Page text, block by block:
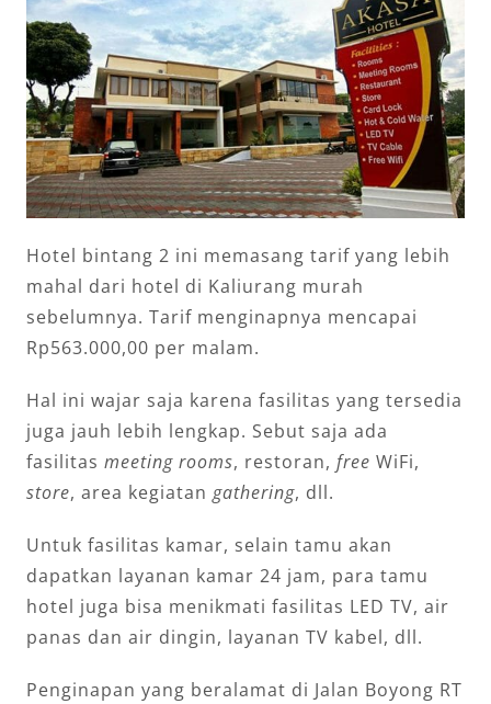
Hotel bintang 2 ini memasang tarif yang lebih
mahal dari hotel di Kaliurang murah
sebelumnya. Tarif menginapnya mencapai
Rp563.000,00 per malam.
Hal ini wajar saja karena fasilitas yang tersedia
juga jauh lebih lengkap. Sebut saja ada
fasilitas meeting rooms, restoran, free WiFi,
store, area kegiatan gathering, dll.
Untuk fasilitas kamar, selain tamu akan
dapatkan layanan kamar 24 jam, para tamu
hotel juga bisa menikmati fasilitas LED TV, air
panas dan air dingin, layanan TV kabel, dll.
Penginapan yang beralamat di Jalan Boyong RT